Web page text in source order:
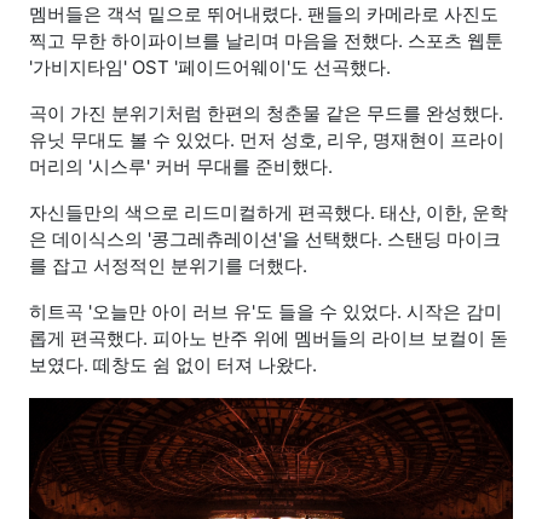
멤버들은 객석 밑으로 뛰어내렸다. 팬들의 카메라로 사진도
찍고 무한 하이파이브를 날리며 마음을 전했다. 스포츠 웹툰
'가비지타임' OST '페이드어웨이'도 선곡했다.
곡이 가진 분위기처럼 한편의 청춘물 같은 무드를 완성했다.
유닛 무대도 볼 수 있었다. 먼저 성호, 리우, 명재현이 프라이
머리의 '시스루' 커버 무대를 준비했다.
자신들만의 색으로 리드미컬하게 편곡했다. 태산, 이한, 운학
은 데이식스의 '콩그레츄레이션'을 선택했다. 스탠딩 마이크
를 잡고 서정적인 분위기를 더했다.
히트곡 '오늘만 아이 러브 유'도 들을 수 있었다. 시작은 감미
롭게 편곡했다. 피아노 반주 위에 멤버들의 라이브 보컬이 돋
보였다. 떼창도 쉼 없이 터져 나왔다.